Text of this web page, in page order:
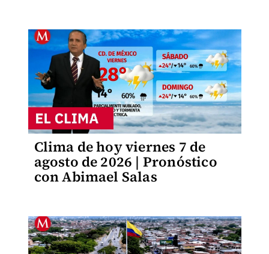
Clima de hoy viernes 7 de
agosto de 2026 | Pronóstico
con Abimael Salas